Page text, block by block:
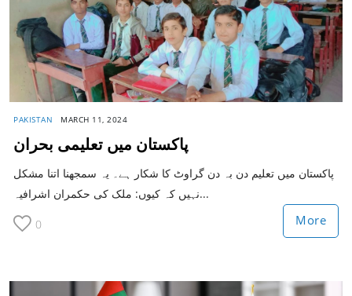
PAKISTAN MARCH 11, 2024
پاکستان میں تعلیمی بحران
پاکستان میں تعلیم دن بہ دن گراوٹ کا شکار ہے۔ یہ سمجھنا اتنا مشکل
نہیں کہ کیوں: ملک کی حکمران اشرافیہ...
0 More